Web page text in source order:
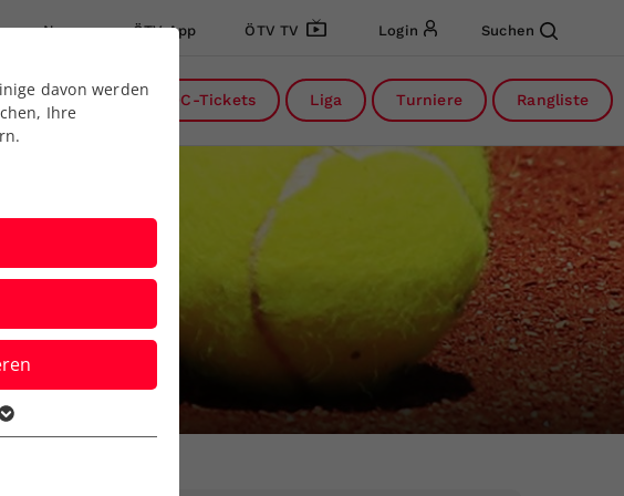
News ÖTV App ÖTV TV Login Suchen
Über uns DC-Tickets Liga Turniere Rangliste
davon werden
Ihre
der
Webseite